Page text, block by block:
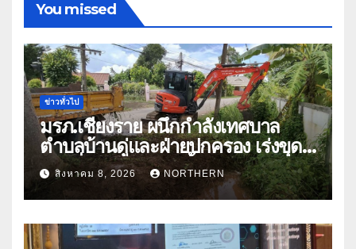
You missed
ข่าวทั่วไป
มรภ.เชียงราย ผนึกกำลังเทศบาล
ตำบลบ้านดู่และฝ่ายปกครอง เร่งขุด
ลอกสิ่งกีดขวางทางน้ำ ป้องกันและลด
ปัญหาน้ำท่วม
สิงหาคม 8, 2026 NORTHERN